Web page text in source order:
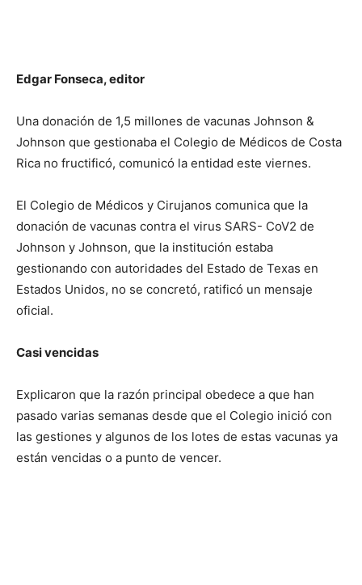
Edgar Fonseca, editor
Una donación de 1,5 millones de vacunas Johnson &
Johnson que gestionaba el Colegio de Médicos de Costa
Rica no fructificó, comunicó la entidad este viernes.
El Colegio de Médicos y Cirujanos comunica que la
donación de vacunas contra el virus SARS- CoV2 de
Johnson y Johnson, que la institución estaba
gestionando con autoridades del Estado de Texas en
Estados Unidos, no se concretó, ratificó un mensaje
oficial.
Casi vencidas
Explicaron que la razón principal obedece a que han
pasado varias semanas desde que el Colegio inició con
las gestiones y algunos de los lotes de estas vacunas ya
están vencidas o a punto de vencer.